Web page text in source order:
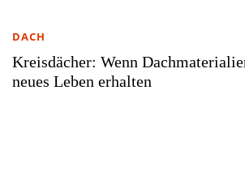
Kreisdächer: Wenn
neues Leben erhalten
DACH